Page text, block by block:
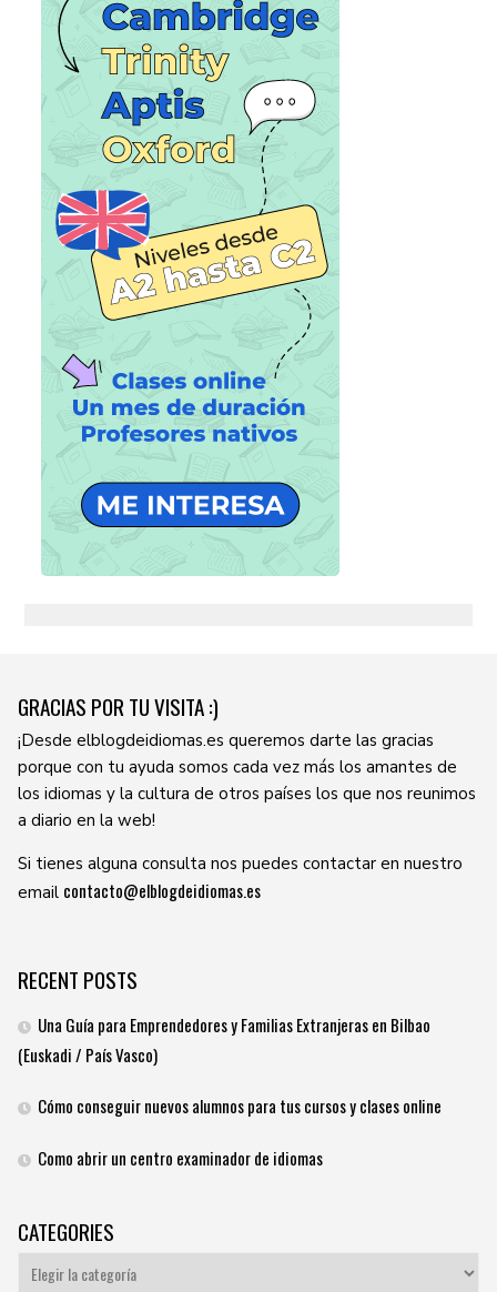
GRACIAS POR TU VISITA :)
¡Desde elblogdeidiomas.es queremos darte las gracias
porque con tu ayuda somos cada vez más los amantes de
los idiomas y la cultura de otros países los que nos reunimos
a diario en la web!
Si tienes alguna consulta nos puedes contactar en nuestro
email contacto@elblogdeidiomas.es
RECENT POSTS
Una Guía para Emprendedores y Familias Extranjeras en Bilbao
(Euskadi / País Vasco)
Cómo conseguir nuevos alumnos para tus cursos y clases online
Como abrir un centro examinador de idiomas
CATEGORIES
Categories